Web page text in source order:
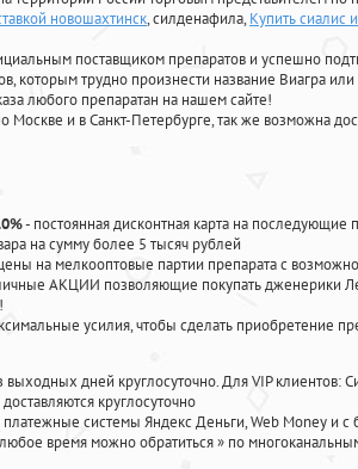
новошахтинск, силденафила, Купить сиалис
поставщиком препаратов и успешно
которым трудно произнести название Виагра или
любого препаратан на нашем сайте!
Москве и в Санкт-Петербурге, так же возможна
- постоянная дисконтная карта на последующие
на сумму более 5 тысяч рублей
на мелкооптовые партии препарата с
АКЦИИ позволяющие покупать дженерики
усилия, чтобы сделать приобретение
выходных дней круглосуточно. Для VIP клиентов:
доставляются круглосуточно
системы Яндекс Деньги, Web Money и с
время можно обратиться» по